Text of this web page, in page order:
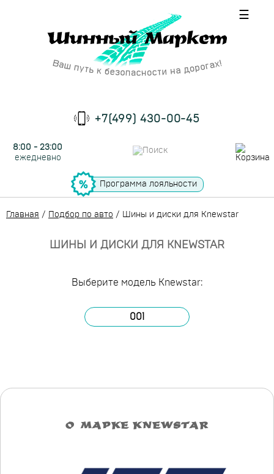
☰
+7(499) 430-00-45
8:00 - 23:00
ежедневно
Программа лояльности
Главная / Подбор по авто / Шины и диски для Knewstar
ШИНЫ И ДИСКИ ДЛЯ KNEWSTAR
Выберите модель Knewstar:
001
О МАРКЕ KNEWSTAR